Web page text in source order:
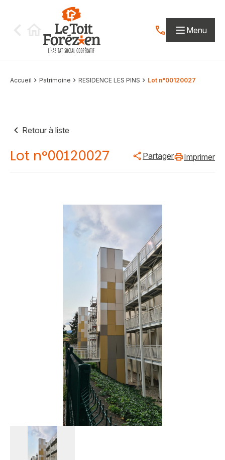
Contactez-nous
Menu
Accueil Patrimoine RESIDENCE LES PINS Lot n°00120027
Retour à liste
Lot n°00120027 Partager Imprimer